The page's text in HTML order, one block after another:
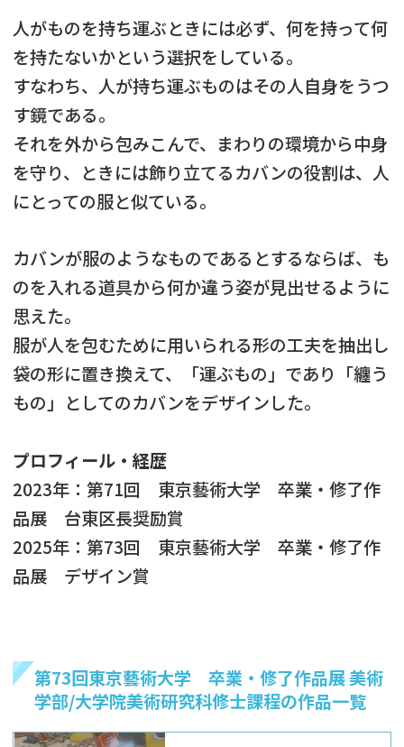
人がものを持ち運ぶときには必ず、何を持って何
を持たないかという選択をしている。
すなわち、人が持ち運ぶものはその人自身をうつ
す鏡である。
それを外から包みこんで、まわりの環境から中身
を守り、ときには飾り立てるカバンの役割は、人
にとっての服と似ている。
カバンが服のようなものであるとするならば、も
のを入れる道具から何か違う姿が見出せるように
思えた。
服が人を包むために用いられる形の工夫を抽出し
袋の形に置き換えて、「運ぶもの」であり「纏う
もの」としてのカバンをデザインした。
プロフィール・経歴
2023年：第71回 東京藝術大学 卒業・修了作
品展 台東区長奨励賞
2025年：第73回 東京藝術大学 卒業・修了作
品展 デザイン賞
第73回東京藝術大学 卒業・修了作品展 美術
学部/大学院美術研究科修士課程の作品一覧